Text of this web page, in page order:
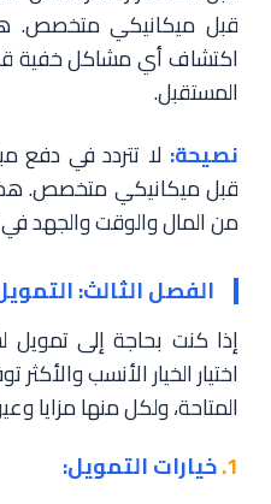
قبل ميكانيكي متخصص.
اكتشاف أي مشاكل خفية
المستقبل.
نصيحة: لا تتردد في دفع
قبل ميكانيكي متخصص. هذا
من المال والوقت والجهد
الفصل الثالث:
إذا كنت بحاجة إلى تمويل
اختيار الخيار الأنسب
المتاحة، ولكل منها مزايا
1. خيارات التمويل: